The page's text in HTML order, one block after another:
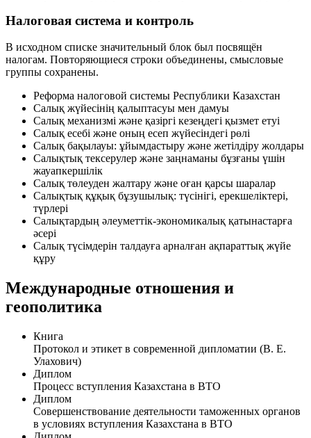
Налоговая система и контроль
В исходном списке значительный блок был посвящён
налогам. Повторяющиеся строки объединены, смысловые
группы сохранены.
Реформа налоговой системы Республики Казахстан
Салық жүйесінің қалыптасуы мен дамуы
Салық механизмі және қазіргі кезеңдегі қызмет етуі
Салық есебі және оның есеп жүйесіндегі рөлі
Салық бақылауы: ұйымдастыру және жетілдіру жолдары
Салықтық тексерулер және заңнаманы бұзғаны үшін
жауапкершілік
Салық төлеуден жалтару және оған қарсы шаралар
Салықтық құқық бұзушылық: түсінігі, ерекшеліктері,
түрлері
Салықтардың әлеуметтік-экономикалық қатынастарға
әсері
Салық түсімдерін талдауға арналған ақпараттық жүйе
құру
Международные отношения и
геополитика
Книга
Протокол и этикет в современной дипломатии (В. Е.
Улахович)
Диплом
Процесс вступления Казахстана в ВТО
Диплом
Совершенствование деятельности таможенных органов
в условиях вступления Казахстана в ВТО